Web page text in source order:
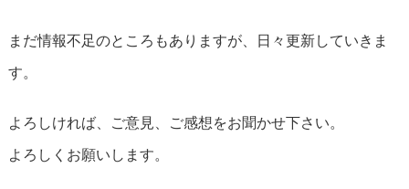
まだ情報不足のところもありますが、日々更新していきま
す。
よろしければ、ご意見、ご感想をお聞かせ下さい。
よろしくお願いします。